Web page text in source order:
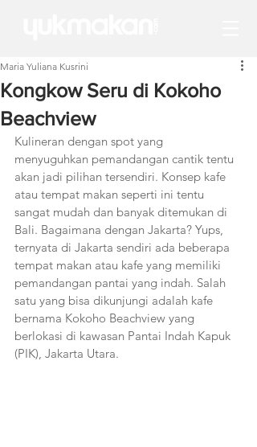
Kongkow Seru di Kokoho
Beachview
Maria Yuliana Kusrini
Kulineran dengan spot yang
menyuguhkan pemandangan cantik tentu
akan jadi pilihan tersendiri. Konsep kafe
atau tempat makan seperti ini tentu
sangat mudah dan banyak ditemukan di
Bali. Bagaimana dengan Jakarta? Yups,
ternyata di Jakarta sendiri ada beberapa
tempat makan atau kafe yang memiliki
pemandangan pantai yang indah. Salah
satu yang bisa dikunjungi adalah kafe
bernama Kokoho Beachview yang
berlokasi di kawasan Pantai Indah Kapuk
(PIK), Jakarta Utara.